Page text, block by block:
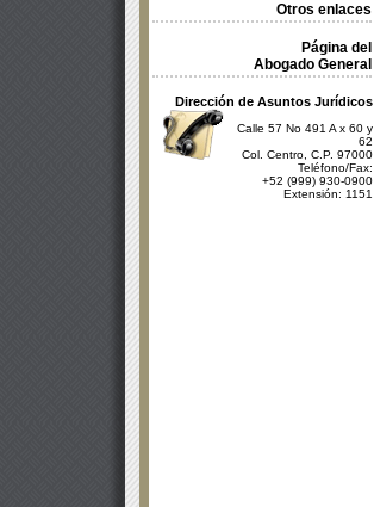
Otros enlaces
Página del
Abogado General
Dirección de Asuntos Jurídicos
Calle 57 No 491 A x 60 y
62
Col. Centro, C.P. 97000
Teléfono/Fax:
+52 (999) 930-0900
Extensión: 1151